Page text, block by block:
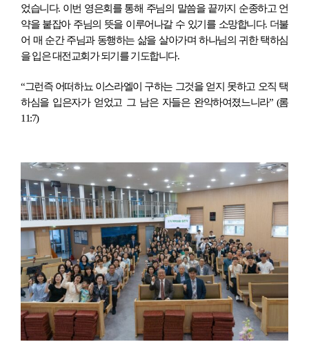
었습니다. 이번 영은회를 통해 주님의 말씀을 끝까지 순종하고 언
약을 붙잡아 주님의 뜻을 이루어나갈 수 있기를 소망합니다. 더불
어 매 순간 주님과 동행하는 삶을 살아가며 하나님의 귀한 택하심
을 입은 대전교회가 되기를 기도합니다.
“그런즉 어떠하뇨 이스라엘이 구하는 그것을 얻지 못하고 오직 택
하심을 입은자가 얻었고 그 남은 자들은 완악하여졌느니라” (롬
11:7)